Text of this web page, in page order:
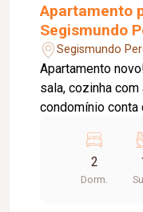
Apartamento
Segismundo
Segismundo
Apartamento
sala, cozinha
condomínio conta
2
Dorm.